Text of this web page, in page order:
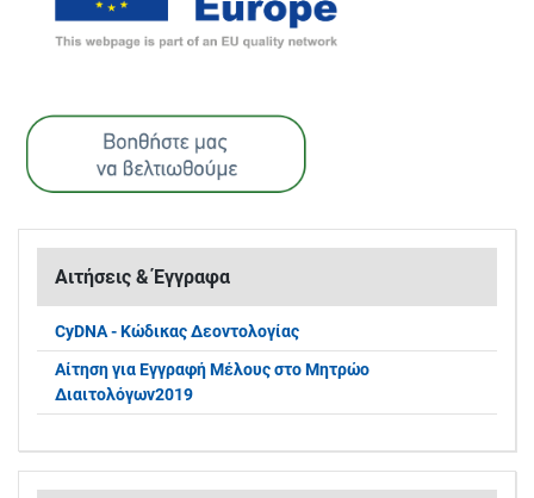
Αιτήσεις & Έγγραφα
CyDNA - Κώδικας Δεοντολογίας
Αίτηση για Εγγραφή Μέλους στο Μητρώο
Διαιτολόγων2019